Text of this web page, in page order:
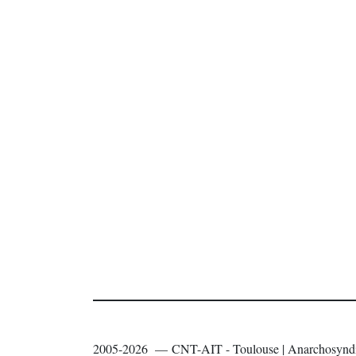
2005-2026 — CNT-AIT - Toulouse |